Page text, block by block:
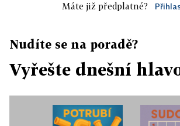
Máte již předplatné?
Nudíte se na poradě?
Vyřešte dnešní